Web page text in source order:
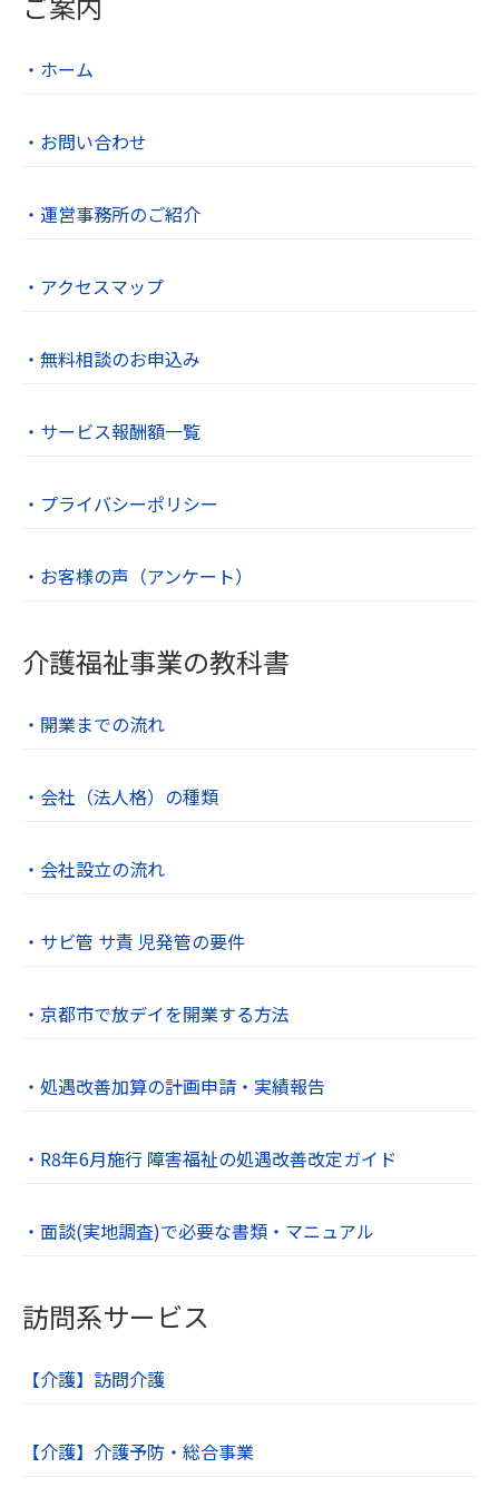
・ホーム
・お問い合わせ
・運営事務所のご紹介
・アクセスマップ
・無料相談のお申込み
・サービス報酬額一覧
・プライバシーポリシー
・お客様の声（アンケート）
介護福祉事業の教科書
・開業までの流れ
・会社（法人格）の種類
・会社設立の流れ
・サビ管 サ責 児発管の要件
・京都市で放デイを開業する方法
・処遇改善加算の計画申請・実績報告
・R8年6月施行 障害福祉の処遇改善改定ガイド
・面談(実地調査)で必要な書類・マニュアル
訪問系サービス
【介護】訪問介護
【介護】介護予防・総合事業